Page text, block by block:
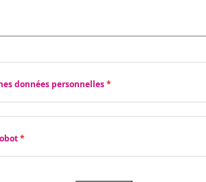
données personnelles